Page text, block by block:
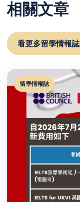
相關文章
看更多留學情報誌
留學情報誌